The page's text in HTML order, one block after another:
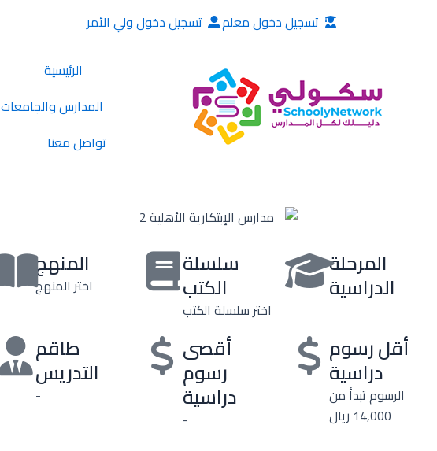
تسجيل دخول معلم تسجيل دخول ولي الأمر
الرئيسية
المدارس والجامعات
تواصل معنا
المرحلة
الدراسية
سلسلة
الكتب
اختر سلسلة الكتب
المنهج
اختر المنهج
أقل رسوم
دراسية
الرسوم تبدأ من
14,000 ريال
أقصى
رسوم
دراسية
-
طاقم
التدريس
-